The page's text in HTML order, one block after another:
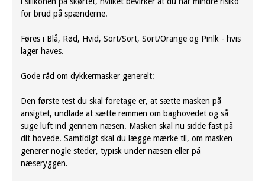
for brud på spænderne.
Føres i Blå, Rød, Hvid, Sort/Sort, Sort/Orange og Pinlk - hvis
lager haves.
Gode råd om dykkermasker generelt:
Den første test du skal foretage er, at sætte masken på
ansigtet, undlade at sætte remmen om baghovedet og så
suge luft ind gennem næsen. Masken skal nu sidde fast på
dit hovede. Samtidigt skal du lægge mærke til, om masken
generer nogle steder, typisk under næsen eller på
næseryggen.